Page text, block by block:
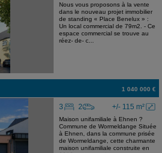
Nous vous proposons à la vente
dans le nouveau projet immobilier
de standing « Place Benelux » :
Un local commercial de 79m2. - Ce
espace commercial se trouve au
réez- de- c...
1 040 000 €
+/- 115 m²
3 2
Maison unifamiliale à Ehnen ?
Commune de Wormeldange Située
à Ehnen, dans la commune prisée
de Wormeldange, cette charmante
maison unifamiliale construite en